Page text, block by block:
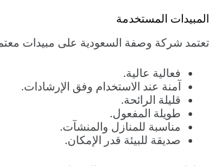
المبيدات المستخدمة
تعتمد شركة وصفة السعودية على مبيدات
فعالية عالية.
آمنة عند الاستخدام وفق الإرشادات.
قليلة الرائحة.
طويلة المفعول.
مناسبة للمنازل والمنشآت.
صديقة للبيئة قدر الإمكان.